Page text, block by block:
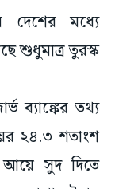
দেশের মধ্যে
শুধুমাত্র তুরস্ক
ব্যাঙ্কের তথ্য
২৪.৩ শতাংশ
আয়ে সুদ দিতে